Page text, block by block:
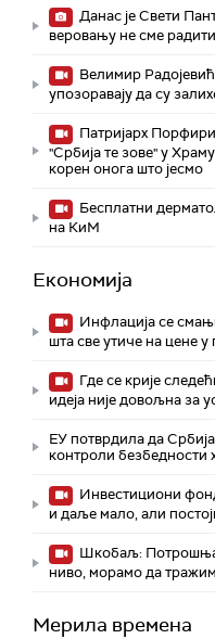
Данас је Свети
веровању не сме
Велимир
упозоравају да су
Патријарх
"Србија те зове" у
корен онога што јесмо
Бесплатни
на КиМ
Економија
Инфлација се
шта све утиче на цене
Где се крије
идеја није довољна за
ЕУ потврдила да
контроли безбедности
Инвестициони
и даље мало, али
Шкобаљ: Потрошња
ниво, морамо да
Мерила времена